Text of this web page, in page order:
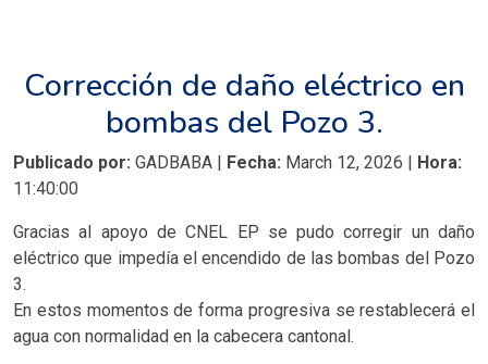
Corrección de daño eléctrico en
bombas del Pozo 3.
Publicado por: GADBABA | Fecha: March 12, 2026 | Hora:
11:40:00
Gracias al apoyo de CNEL EP se pudo corregir un daño
eléctrico que impedía el encendido de las bombas del Pozo
3.
En estos momentos de forma progresiva se restablecerá el
agua con normalidad en la cabecera cantonal.